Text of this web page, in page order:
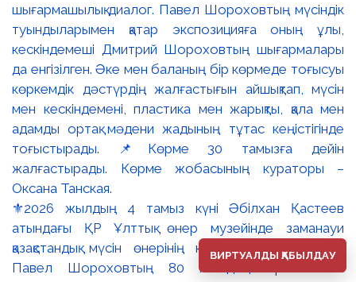
⚜️2026 жылдың 4 тамыз күні Әбілхан Қастеев
атындағы ҚР Ұлттық өнер музейінде заманауи
қазақстандық мүсін өнерінің көрнекті өкілі мүсінші
Павел Шороховтың 80 жылдық мерейтойына
ВИРТУАЛДЫ ҚАБЫЛДАУ